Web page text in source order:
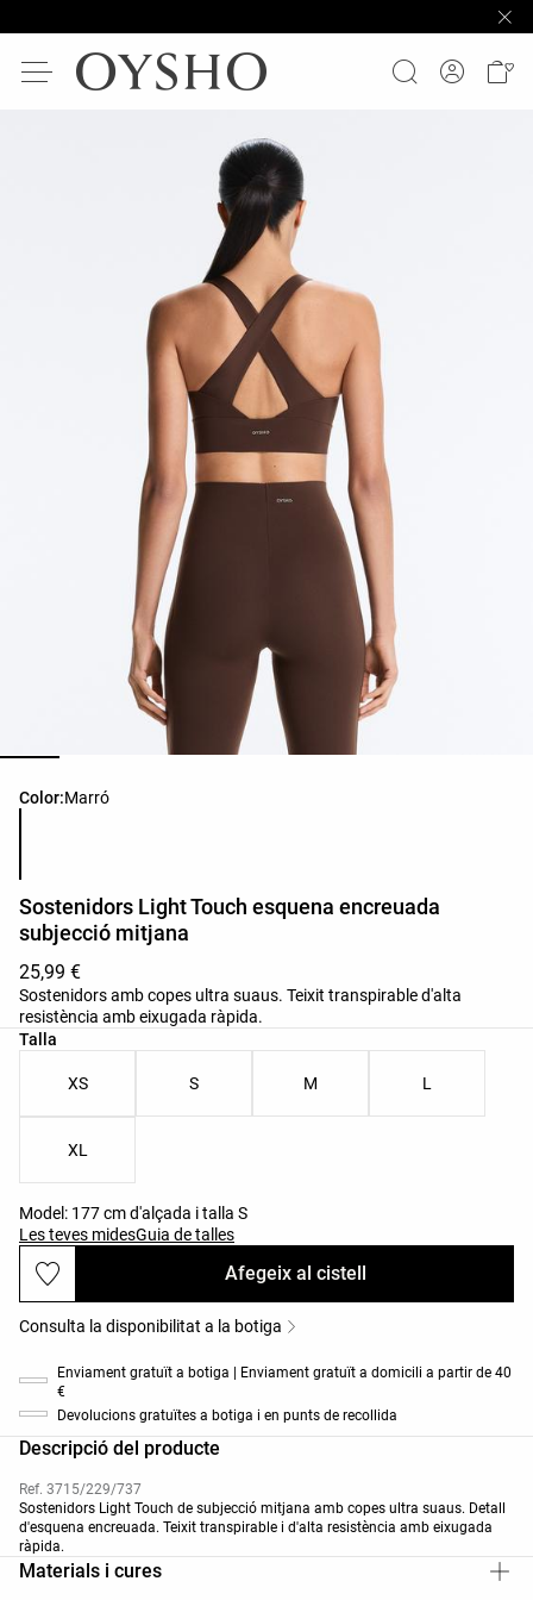
Color:Marró
Llista de colors del producte
Sostenidors Light Touch esquena encreuada
subjecció mitjana
25,99 €
Sostenidors amb copes ultra suaus. Teixit transpirable d'alta
resistència amb eixugada ràpida.
Talla
Llista de talles del producte
XS S M L
XL
Model: 177 cm d'alçada i talla S
Les teves midesGuia de talles
Afegeix al cistell
Consulta la disponibilitat a la botiga
Enviament gratuït a botiga | Enviament gratuït a domicili a partir de 40
€
Devolucions gratuïtes a botiga i en punts de recollida
Descripció del producte
Ref. 3715/229/737
Sostenidors Light Touch de subjecció mitjana amb copes ultra suaus. Detall
d'esquena encreuada. Teixit transpirable i d'alta resistència amb eixugada
ràpida.
Materials i cures